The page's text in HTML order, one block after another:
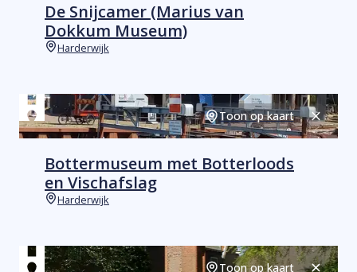
De Snijcamer (Marius van
Dokkum Museum)
Harderwijk
Toon op kaart Sluiten
Bottermuseum met Botterloods
en Vischafslag
Harderwijk
Toon op kaart